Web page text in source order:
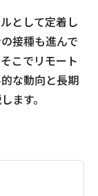
として定着し
接種も進んで
こでリモート
な動向と長期
ます。